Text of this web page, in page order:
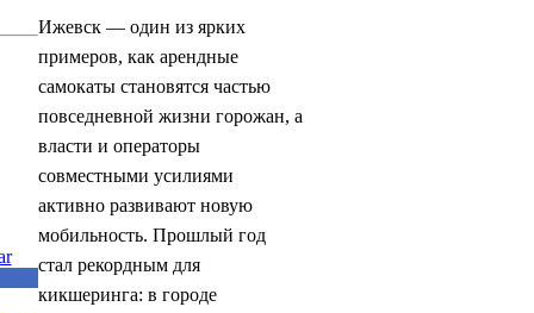
Ижевск — один из ярких
примеров, как арендные
самокаты становятся частью
повседневной жизни горожан, а
власти и операторы
совместными усилиями
активно развивают новую
мобильность. Прошлый год
стал рекордным для
кикшеринга: в городе